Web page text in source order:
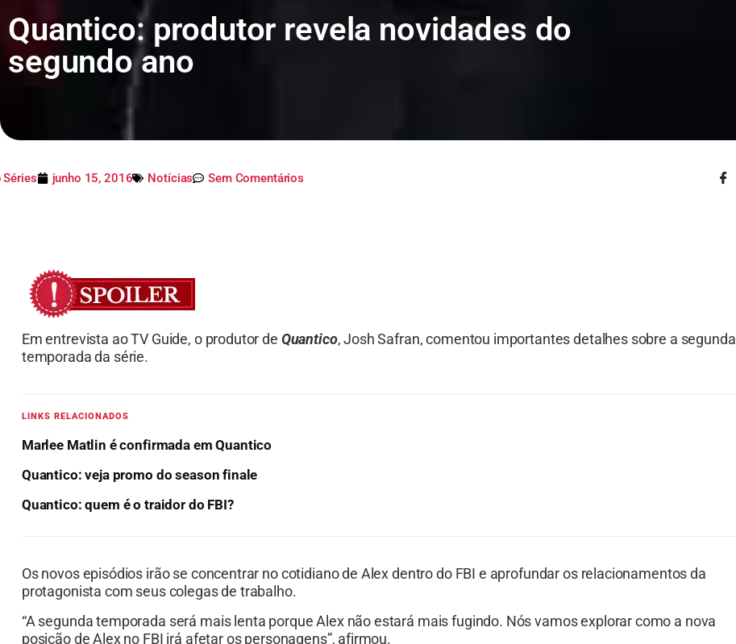
Quantico: produtor revela novidades do
segundo ano
Séries junho 15, 2016 Notícias Sem Comentários
Em entrevista ao TV Guide, o produtor de Quantico, Josh Safran, comentou importantes detalhes sobre a segunda
temporada da série.
LINKS RELACIONADOS
Marlee Matlin é confirmada em Quantico
Quantico: veja promo do season finale
Quantico: quem é o traidor do FBI?
Os novos episódios irão se concentrar no cotidiano de Alex dentro do FBI e aprofundar os relacionamentos da
protagonista com seus colegas de trabalho.
“A segunda temporada será mais lenta porque Alex não estará mais fugindo. Nós vamos explorar como a nova
posição de Alex no FBI irá afetar os personagens”, afirmou.